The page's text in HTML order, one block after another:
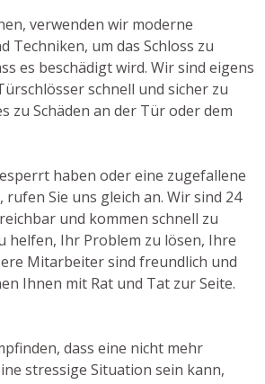
verwenden wir moderne
Techniken, um das Schloss zu
es beschädigt wird. Wir sind eigens
schnell und sicher zu
zu Schäden an der Tür oder dem
haben oder eine zugefallene
Sie uns gleich an. Wir sind 24
und kommen schnell zu
helfen, Ihr Problem zu lösen, Ihre
Mitarbeiter sind freundlich und
Ihnen mit Rat und Tat zur Seite.
dass eine nicht mehr
stressige Situation sein kann,